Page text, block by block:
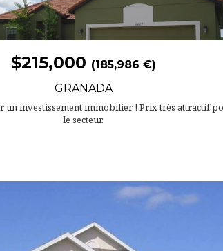
$215,000 (185,986 €)
GRANADA
un investissement immobilier ! Prix très attractif
le secteur.